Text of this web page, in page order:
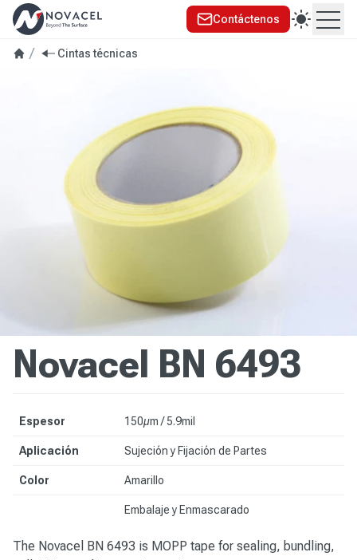
Contáctenos
Cintas técnicas
Novacel BN 6493
Espesor 150µm / 5.9mil
Aplicación Sujeción y Fijación de Partes
Color Amarillo
Embalaje y Enmascarado
The Novacel BN 6493 is MOPP tape for sealing, bundling,